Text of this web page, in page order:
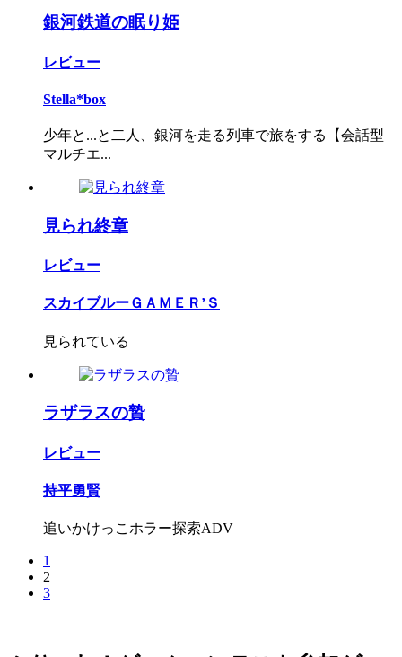
銀河鉄道の眠り姫
レビュー
Stella*box
少年と...と二人、銀河を走る列車で旅をする【会話型
マルチエ...
見られ終章
レビュー
スカイブルーＧＡＭＥＲ’Ｓ
見られている
ラザラスの贄
レビュー
持平勇賢
追いかけっこホラー探索ADV
1
2
3